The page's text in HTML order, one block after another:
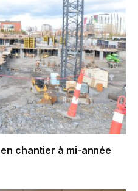
chantier à mi-année